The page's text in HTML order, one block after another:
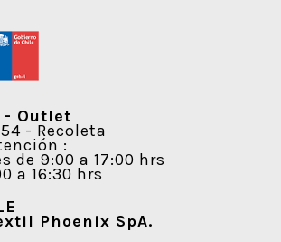
- Outlet
- Recoleta
:
de 9:00 a 17:00 hrs
a 16:30 hrs
Phoenix SpA.